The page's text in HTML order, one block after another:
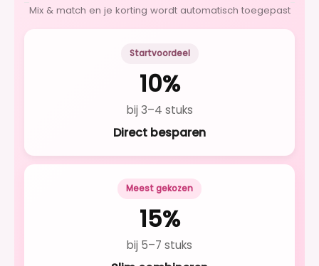
Mix & match en je korting wordt automatisch toegepast
Startvoordeel
10%
bij 3–4 stuks
Direct besparen
Meest gekozen
15%
bij 5–7 stuks